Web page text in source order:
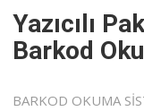
Yazıcılı
Barkod
BARKOD OKUMA